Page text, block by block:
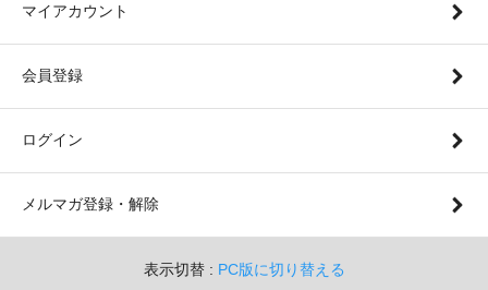
マイアカウント
会員登録
ログイン
メルマガ登録・解除
表示切替 : PC版に切り替える